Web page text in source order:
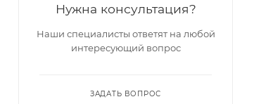
Нужна консультация?
Наши специалисты ответят на любой
интересующий вопрос
ЗАДАТЬ ВОПРОС